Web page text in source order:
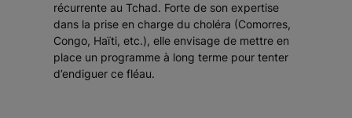
récurrente au Tchad. Forte de son expertise
dans la prise en charge du choléra (Comorres,
Congo, Haïti, etc.), elle envisage de mettre en
place un programme à long terme pour tenter
d’endiguer ce fléau.